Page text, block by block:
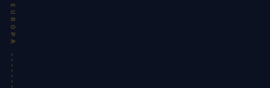
EURÓPA